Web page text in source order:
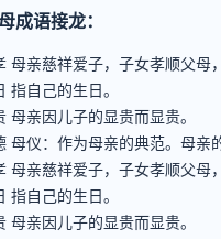
成语接龙：
母亲慈祥爱子，子女孝顺父母
指自己的生日。
母亲因儿子的显贵而显贵。
母仪：作为母亲的典范。母亲
母亲慈祥爱子，子女孝顺父母
指自己的生日。
母亲因儿子的显贵而显贵。